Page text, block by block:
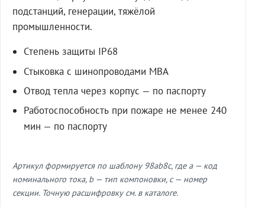
подстанций, генерации, тяжёлой
промышленности.
Степень защиты IP68
Стыковка с шинопроводами МВА
Отвод тепла через корпус — по паспорту
Работоспособность при пожаре не менее 240
мин — по паспорту
Артикул формируется по шаблону 98ab8c, где a — код
номинального тока, b — тип компоновки, c — номер
секции. Точную расшифровку см. в каталоге.